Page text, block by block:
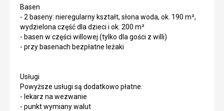
Basen
- 2 baseny: nieregularny kształt, słona woda, ok. 190 m²,
wydzielona część dla dzieci i ok. 200 m²
- basen w części willowej (tylko dla gości z willi)
- przy basenach bezpłatne leżaki
Usługi
Powyższe usługi są dodatkowo płatne.
- lekarz na wezwanie
- punkt wymiany walut